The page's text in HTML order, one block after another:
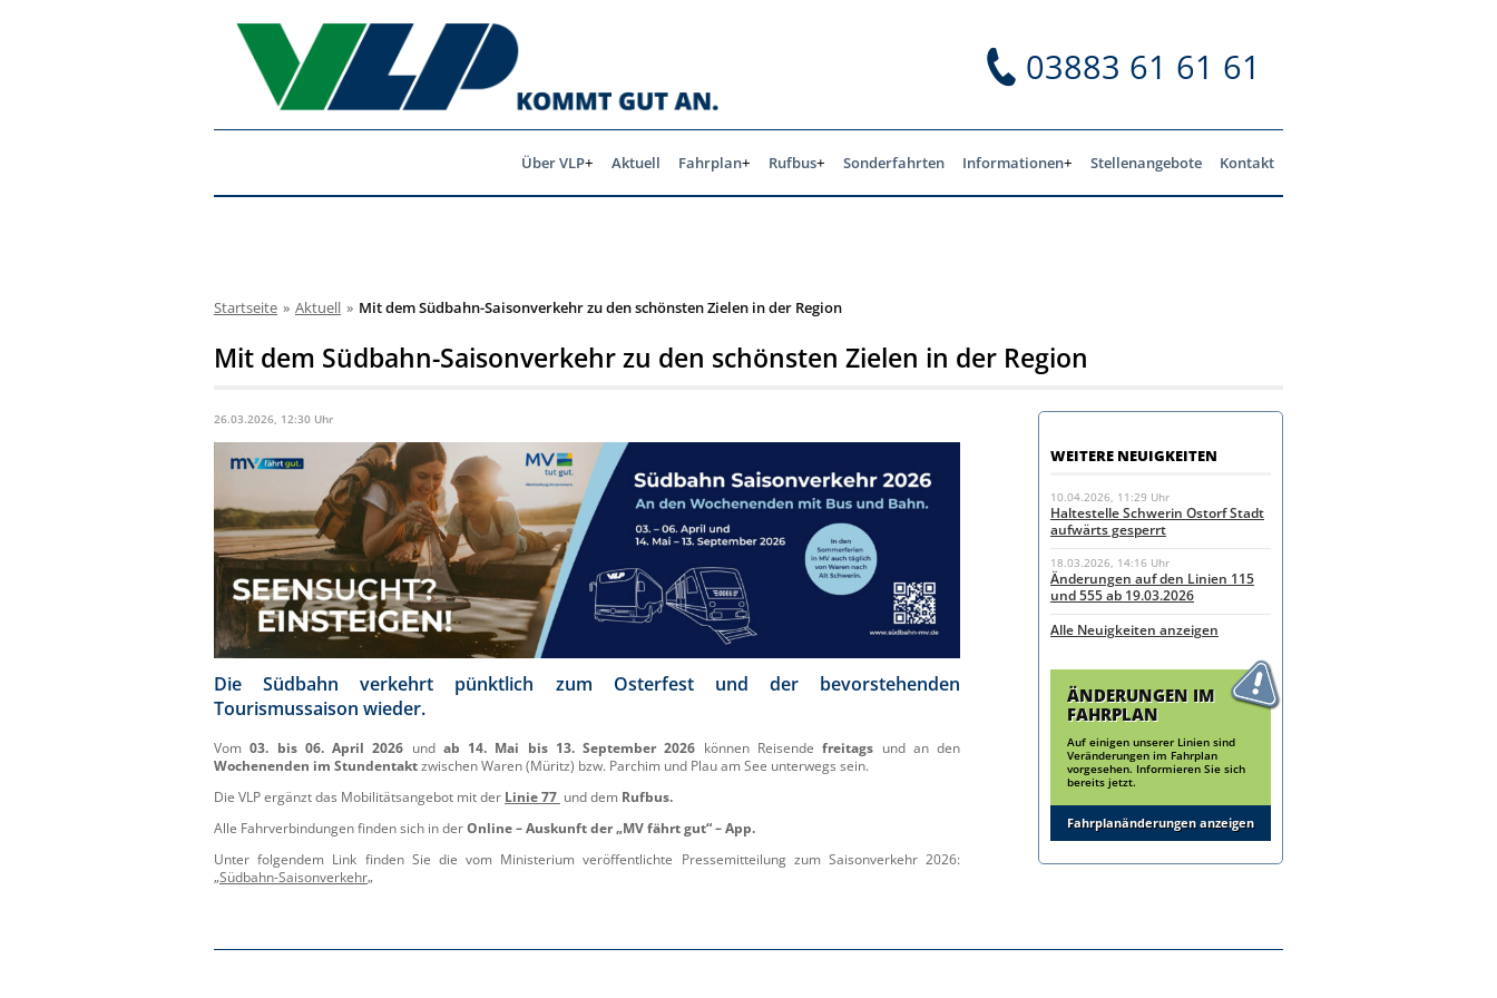
03883 61 61 61
Über VLP Aktuell Fahrplan Rufbus Sonderfahrten Informationen Stellenangebote Kontakt
Startseite » Aktuell » Mit dem Südbahn-Saisonverkehr zu den schönsten Zielen in der Region
Mit dem Südbahn-Saisonverkehr zu den schönsten Zielen in der Region
26.03.2026, 12:30 Uhr
Die Südbahn verkehrt pünktlich zum Osterfest und der bevorstehenden
Tourismussaison wieder.
Vom03. bis 06. April 2026 und ab 14. Mai bis 13. September 2026 können Reisendefreitags und an den
Wochenenden im Stundentakt zwischen Waren (Müritz) bzw. Parchim und Plau am See unterwegs sein.
Die VLP ergänzt das Mobilitätsangebot mit der Linie 77 und dem Rufbus.
Alle Fahrverbindungen finden sich in der Online – Auskunft der „MV fährt gut“ – App.
Unter folgendem Link finden Sie die vom Ministerium veröffentlichte Pressemitteilung zum Saisonverkehr 2026:
„Südbahn-Saisonverkehr„
WEITERE NEUIGKEITEN
10.04.2026, 11:29 Uhr
Haltestelle Schwerin Ostorf Stadt
aufwärts gesperrt
18.03.2026, 14:16 Uhr
Änderungen auf den Linien 115
und 555 ab 19.03.2026
Alle Neuigkeiten anzeigen
ÄNDERUNGEN IM
FAHRPLAN
Auf einigen unserer Linien sind
Veränderungen im Fahrplan
vorgesehen. Informieren Sie sich
bereits jetzt.
Fahrplanänderungen anzeigen